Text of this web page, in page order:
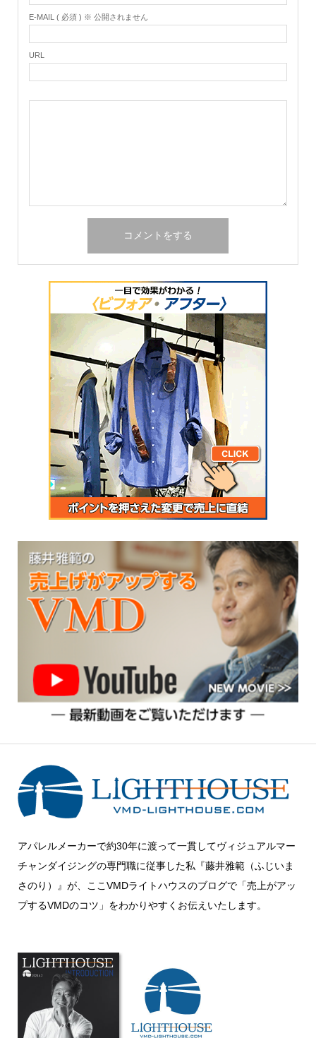
E-MAIL ( 必須 ) ※ 公開されません
URL
アパレルメーカーで約30年に渡って一貫してヴィジュアルマー
チャンダイジングの専門職に従事した私『藤井雅範（ふじいま
さのり）』が、ここVMDライトハウスのブログで「売上がアッ
プするVMDのコツ」をわかりやすくお伝えいたします。